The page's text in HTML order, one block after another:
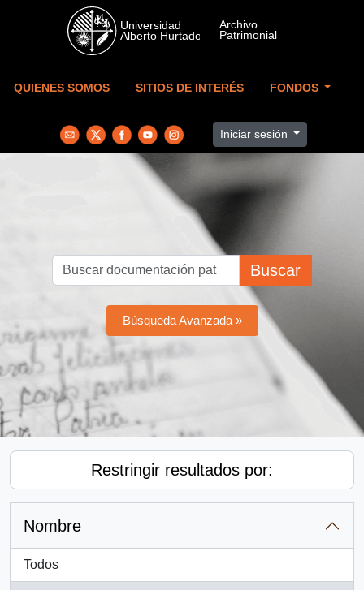
Skip to main content
QUIENES SOMOS SITIOS DE INTERÉS FONDOS
Iniciar sesión
Buscar
Búsqueda Avanzada »
Restringir resultados por:
Nombre
Todos